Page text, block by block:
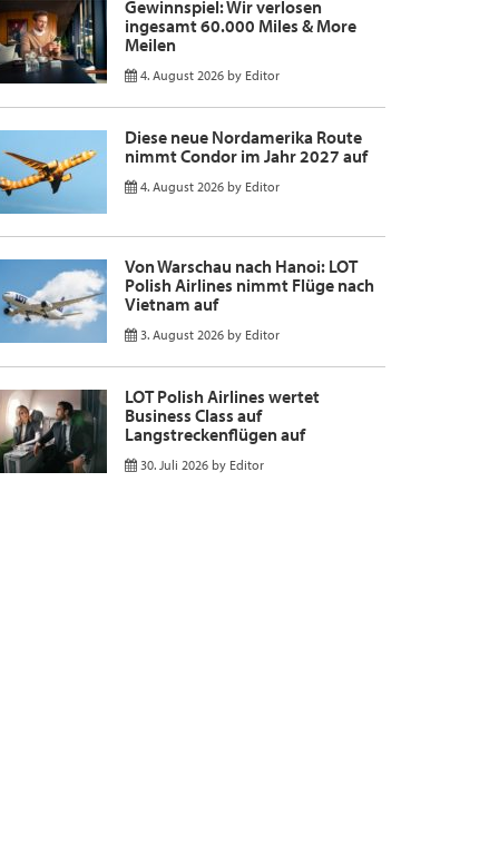
Gewinnspiel: Wir verlosen
ingesamt 60.000 Miles & More
Meilen
4. August 2026 by Editor
Diese neue Nordamerika Route
nimmt Condor im Jahr 2027 auf
4. August 2026 by Editor
Von Warschau nach Hanoi: LOT
Polish Airlines nimmt Flüge nach
Vietnam auf
3. August 2026 by Editor
LOT Polish Airlines wertet
Business Class auf
Langstreckenflügen auf
30. Juli 2026 by Editor